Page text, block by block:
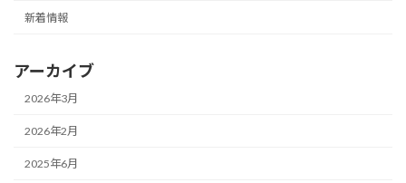
新着情報
アーカイブ
2026年3月
2026年2月
2025年6月